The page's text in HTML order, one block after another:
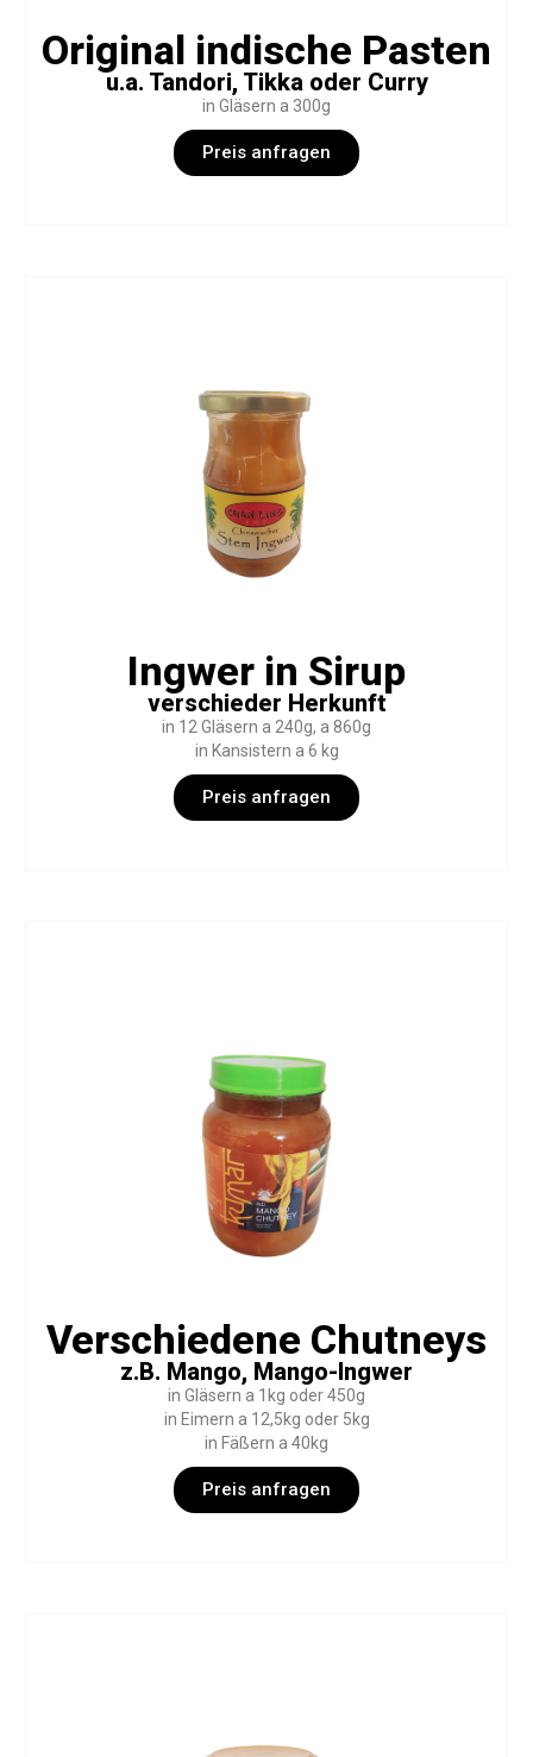
Original indische Pasten
u.a. Tandori, Tikka oder Curry
in Gläsern a 300g
Preis anfragen
Ingwer in Sirup
verschieder Herkunft
in 12 Gläsern a 240g, a 860g
in Kansistern a 6 kg
Preis anfragen
Verschiedene Chutneys
z.B. Mango, Mango-Ingwer
in Gläsern a 1kg oder 450g
in Eimern a 12,5kg oder 5kg
in Fäßern a 40kg
Preis anfragen